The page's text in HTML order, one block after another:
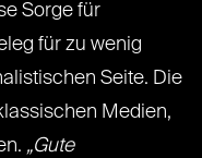
Sorge für
für zu wenig
Seite. Die
Medien,
„Gute